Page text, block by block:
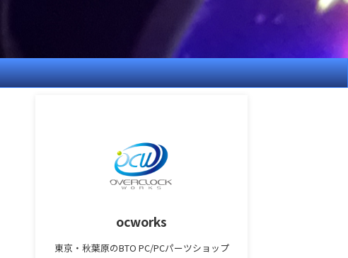
ocworks
東京・秋葉原のBTO PC/PCパーツショップ